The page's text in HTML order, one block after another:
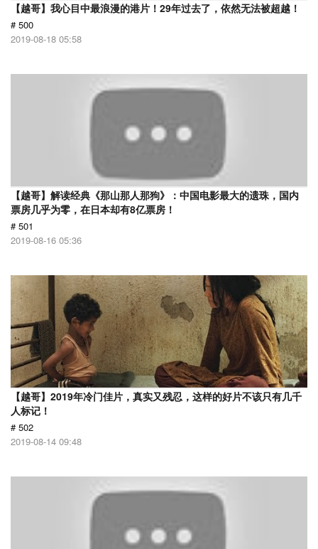
【越哥】我心目中最浪漫的港片！29年过去了，依然无法被超越！
# 500
2019-08-18 05:58
【越哥】解读经典《那山那人那狗》：中国电影最大的遗珠，国内
票房几乎为零，在日本却有8亿票房！
# 501
2019-08-16 05:36
【越哥】2019年冷门佳片，真实又残忍，这样的好片不该只有几千
人标记！
# 502
2019-08-14 09:48